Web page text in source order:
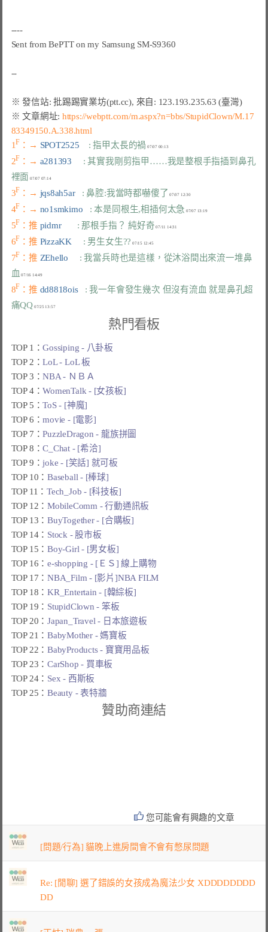
----
Sent from BePTT on my Samsung SM-S9360
※ 發信站: 批踢踢實業坊(ptt.cc), 來自: 123.193.235.63 (臺灣)
※ 文章網址: https://webptt.com/m.aspx?n=bbs/StupidClown/M.17
83349150.A.338.html
1F ：→ SPOT2525 : 指甲太長的禍 07/07 00:13
2F ：→ a281393 : 其實我剛剪指甲……我是整根手指插到鼻孔
裡面
07/07 07:14
3F ：→ jqs8ah5ar : 鼻腔:我當時都嚇傻了 07/07 12:30
4F ：→ no1smkimo : 本是同根生,相插何太急 07/07 13:19
5F ：推 pidmr : 那根手指？ 純好奇
6F ：推 PizzaKK : 男生女生?? 07/15 12:45
7F ：推 ZEhello : 我當兵時也是這樣，從沐浴間出來流一堆鼻
血
07/16 14:49
8F ：推 dd8818ois : 我一年會發生幾次 但沒有流血 就是鼻孔超
痛QQ
07/25 13:57
熱門看板
TOP 1：Gossiping - 八卦板
TOP 2：LoL - LoL 板
TOP 3：NBA - ＮＢＡ
TOP 4：WomenTalk - [女孩板]
TOP 5：ToS - [神魔]
TOP 6：movie - [電影]
TOP 7：PuzzleDragon - 龍族拼圖
TOP 8：C_Chat - [希洽]
TOP 9：joke - [笑話] 就可板
TOP 10：Baseball - [棒球]
TOP 11：Tech_Job - [科技板]
TOP 12：MobileComm - 行動通訊板
TOP 13：BuyTogether - [合購板]
TOP 14： Stock - 股市板
TOP 15：Boy-Girl - [男女板]
TOP 16：e-shopping - [ＥＳ] 線上購物
TOP 17：NBA_Film - [影片]NBA FILM
TOP 18：KR_Entertain - [韓綜板]
TOP 19： StupidClown - 笨板
TOP 20：Japan_Travel - 日本旅遊板
TOP 21：BabyMother - 媽寶板
TOP 22：BabyProducts - 寶寶用品板
TOP 23：CarShop - 買車板
TOP 24： Sex - 西斯板
TOP 25：Beauty - 表特牆
贊助商連結
您可能會有興趣的文章
[問題/行為] 貓晚上進房間會不會有憋尿問題
Re: [閒聊] 選了錯誤的女孩成為魔法少女 XDDDDDDDD
DD